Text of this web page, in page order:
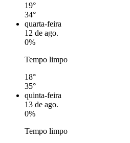
19°
34°
quarta-feira
12 de ago.
0%
Tempo limpo
18°
35°
quinta-feira
13 de ago.
0%
Tempo limpo